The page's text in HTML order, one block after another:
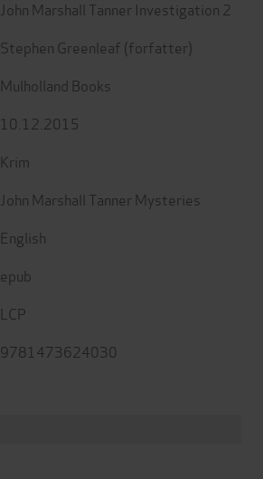
John Marshall Tanner Investigation 2
Stephen Greenleaf (forfatter)
Mulholland Books
10.12.2015
Krim
John Marshall Tanner Mysteries
English
epub
LCP
9781473624030